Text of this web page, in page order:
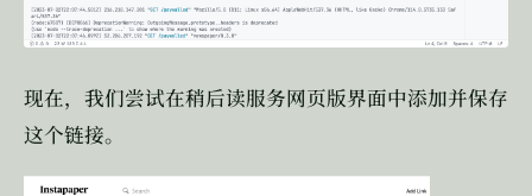
现在，我们尝试在稍后读服务网页版界面中添加并保存
这个链接。